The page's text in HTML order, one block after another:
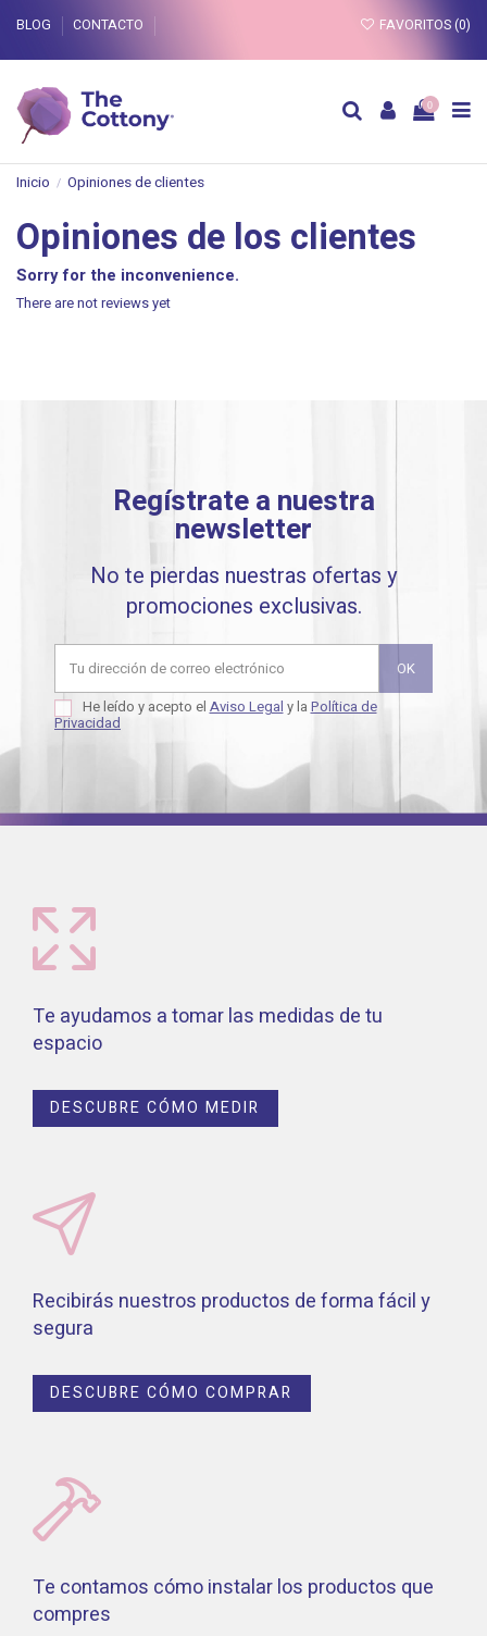
BLOG CONTACTO FAVORITOS (0)
0
Inicio Opiniones de clientes
Opiniones de los clientes
Sorry for the inconvenience.
There are not reviews yet
Regístrate a nuestra
newsletter
No te pierdas nuestras ofertas y
promociones exclusivas.
He leído y acepto el Aviso Legal y la Política de
Privacidad
Te ayudamos a tomar las medidas de tu
espacio
DESCUBRE CÓMO MEDIR
Recibirás nuestros productos de forma fácil y
segura
DESCUBRE CÓMO COMPRAR
Te contamos cómo instalar los productos que
compres